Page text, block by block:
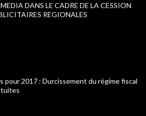
DANS LE CADRE DE LA CESSION
REGIONALES
pour 2017 : Durcissement du régime fiscal